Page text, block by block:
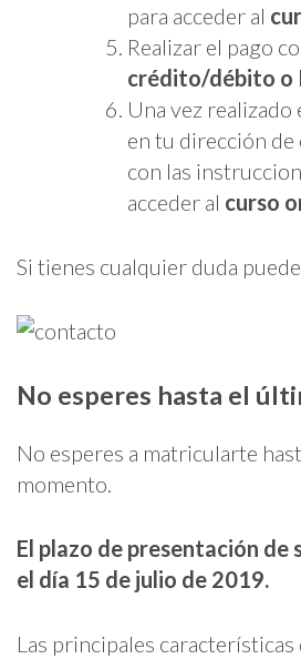
para acceder al
Realizar el pago
crédito/débito o
Una vez realizado
en tu dirección de
con las
acceder al curso
Si tienes cualquier duda
No esperes hasta el
No esperes a matricularte
momento.
El plazo de presentación
el día 15 de julio de 2019.
Las principales características